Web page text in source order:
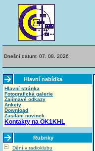
Dnešní datum: 07. 08. 2026
Hlavní nabídka
Hlavní stránka
Fotografická galerie
Zajímavé odkazy
Ankety
Download
Zasílání novinek
Kontakty na OK1KHL
Rubriky
Dění v radioklubu